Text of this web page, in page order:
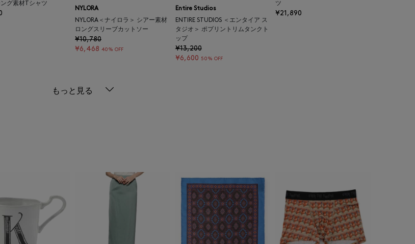
グ素材Tシャツ
NYLORA
NYLORA＜ナイロラ＞ シアー素材
ロングスリーブカットソー
¥10,780
¥6,468 40% OFF
Entire Studios
ENTIRE STUDIOS ＜エンタイア ス
タジオ＞ ポプリントリムタンクト
ップ
¥13,200
¥6,600 50% OFF
ツ
¥21,890
もっと見る